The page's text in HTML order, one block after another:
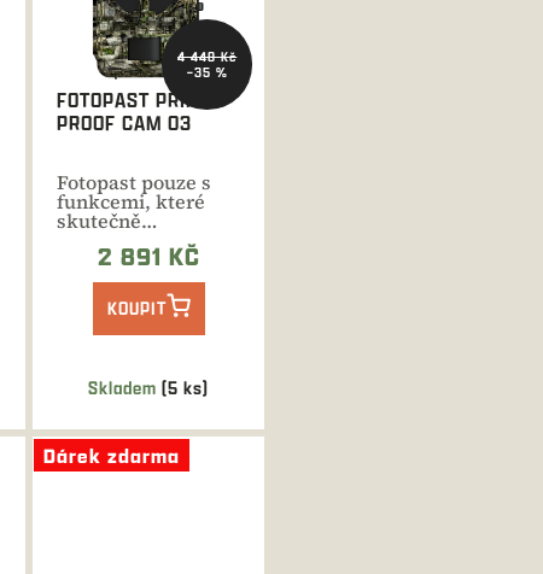
4 448 Kč
–35 %
Skladem(5 ks)
FOTOPAST PRIMOS
PROOF CAM 03
Fotopast pouze s
funkcemi, které
skutečně
potřebujete pro
pořízení snímků a...
2 891 KČ
KOUPIT
Dárek zdarma